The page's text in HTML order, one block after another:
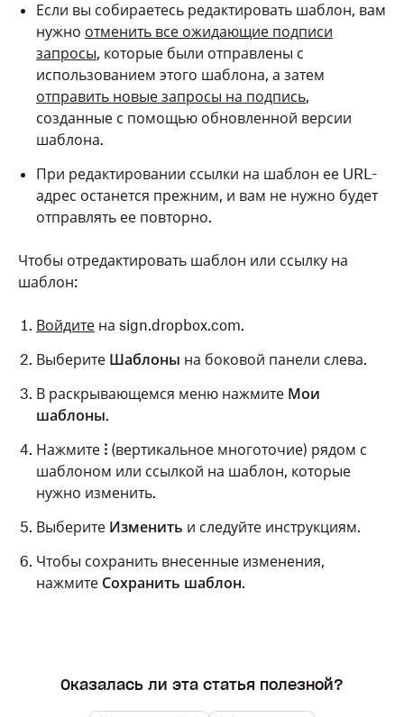
Если вы собираетесь редактировать шаблон, вам
нужно отменить все ожидающие подписи
запросы, которые были отправлены с
использованием этого шаблона, а затем
отправить новые запросы на подпись,
созданные с помощью обновленной версии
шаблона.
При редактировании ссылки на шаблон ее URL-
адрес останется прежним, и вам не нужно будет
отправлять ее повторно.
Чтобы отредактировать шаблон или ссылку на
шаблон:
Войдите на sign.dropbox.com.
Выберите Шаблоны на боковой панели слева.
В раскрывающемся меню нажмите Мои
шаблоны.
Нажмите ⁝ (вертикальное многоточие) рядом с
шаблоном или ссылкой на шаблон, которые
нужно изменить.
Выберите Изменить и следуйте инструкциям.
Чтобы сохранить внесенные изменения,
нажмите Сохранить шаблон.
Оказалась ли эта статья полезной?